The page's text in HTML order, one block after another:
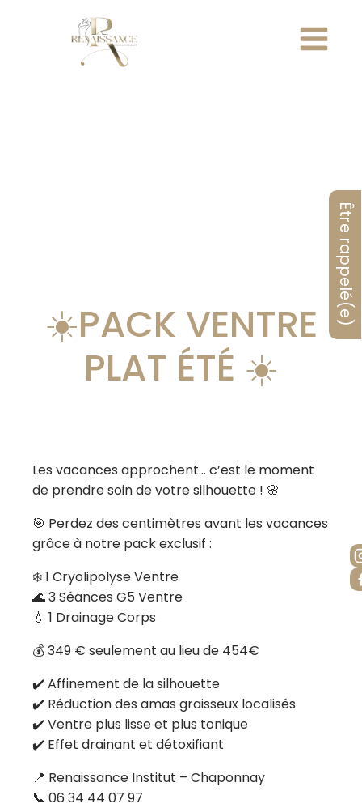
☀️PACK VENTRE
PLAT ÉTÉ ☀️
Les vacances approchent… c’est le moment
de prendre soin de votre silhouette ! 🌸
🎯 Perdez des centimètres avant les vacances
grâce à notre pack exclusif :
❄️ 1 Cryolipolyse Ventre
🌊 3 Séances G5 Ventre
💧 1 Drainage Corps
💰 349 € seulement au lieu de 454€
✔️ Affinement de la silhouette
✔️ Réduction des amas graisseux localisés
✔️ Ventre plus lisse et plus tonique
✔️ Effet drainant et détoxifiant
📍 Renaissance Institut – Chaponnay
📞 06 34 44 07 97
Être rappelé(e)